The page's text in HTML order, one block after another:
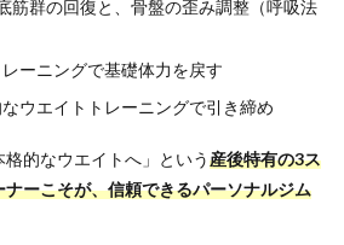
筋群の回復と、骨盤の歪み調整（呼吸法
ーニングで基礎体力を戻す
ウエイトトレーニングで引き締め
格的なウエイトへ」という産後特有の3ス
ーこそが、信頼できるパーソナルジム